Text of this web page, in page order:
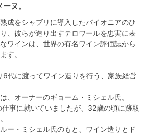
ヌ。
成をシャブリに導入したパイオニアのひ
、彼らが造り出すテロワールを忠実に表
ワインは、世界の有名ワイン評価誌から
す。
代に渡ってワイン造りを行う、家族経営
、オーナーのギョーム・ミシェル氏。
事に就いていましたが、32歳の頃に跡取
ー・ミシェル氏のもと、ワイン造りとド